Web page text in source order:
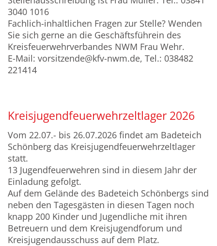
3040 1016
Fachlich-inhaltlichen Fragen zur Stelle? Wenden
Sie sich gerne an die Geschäftsführein des
Kreisfeuerwehrverbandes NWM Frau Wehr.
E-Mail: vorsitzende@kfv-nwm.de, Tel.: 038482
221414
Kreisjugendfeuerwehrzeltlager 2026
Vom 22.07.- bis 26.07.2026 findet am Badeteich
Schönberg das Kreisjugendfeuerwehrzeltlager
statt.
13 Jugendfeuerwehren sind in diesem Jahr der
Einladung gefolgt.
Auf dem Gelände des Badeteich Schönbergs sind
neben den Tagesgästen in diesen Tagen noch
knapp 200 Kinder und Jugendliche mit ihren
Betreuern und dem Kreisjugendforum und
Kreisjugendausschuss auf dem Platz.